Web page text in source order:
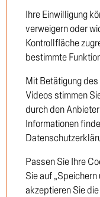
TRUCKTEC no:
Um die
anmelden oder
Ihre Einwilligung
verweigern oder
Kontrollfläche
bestimmte
Mit Betätigung
Videos stimmen
durch den
Informationen
Passen Sie Ihre
Sie auf
akzeptieren Sie